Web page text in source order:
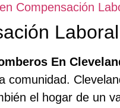
Compensación
En
comunidad.
el hogar de un